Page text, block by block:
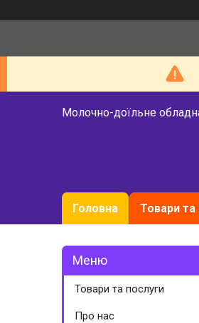
Молочно-доїльне
Головна Товари та
Товари та послуги
Про нас